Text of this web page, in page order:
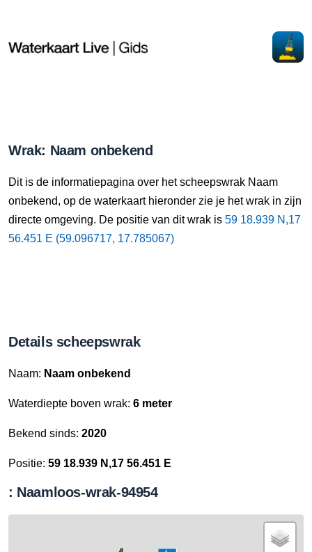
Wrak: Naam onbekend
Dit is de informatiepagina over het scheepswrak Naam
onbekend, op de waterkaart hieronder zie je het wrak in zijn
directe omgeving. De positie van dit wrak is 59 18.939 N,17
56.451 E (59.096717, 17.785067)
Details scheepswrak
Naam: Naam onbekend
Waterdiepte boven wrak: 6 meter
Bekend sinds: 2020
Positie: 59 18.939 N,17 56.451 E
: Naamloos-wrak-94954